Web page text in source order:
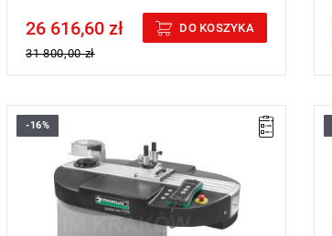
Price tax included
26 616,60 zł
31 800,00 zł
DO KOSZYKA
-16%